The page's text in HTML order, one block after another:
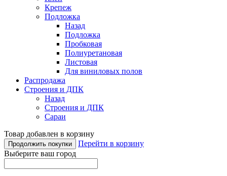
Крепеж
Подложка
Назад
Подложка
Пробковая
Полиуретановая
Листовая
Для виниловых полов
Распродажа
Строения и ДПК
Назад
Строения и ДПК
Сараи
Товар добавлен в корзину
Продолжить покупки
Перейти в корзину
Выберите ваш город